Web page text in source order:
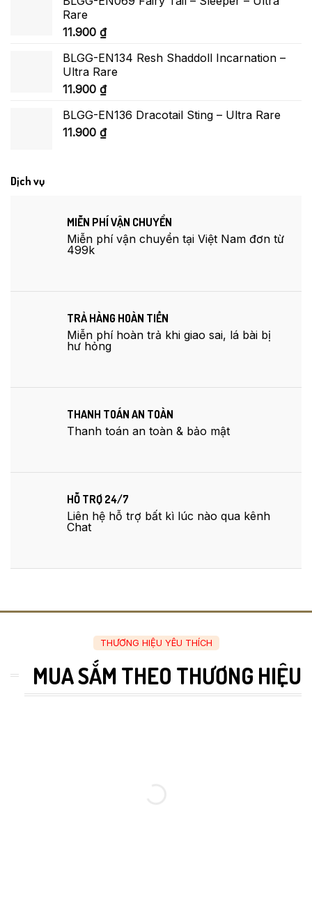
Rare
11.900 ₫
BLGG-EN134 Resh Shaddoll Incarnation –
Ultra Rare
11.900 ₫
BLGG-EN136 Dracotail Sting – Ultra Rare
11.900 ₫
Dịch vụ
MIỄN PHÍ VẬN CHUYỂN
Miễn phí vận chuyển tại Việt Nam đơn từ
499k
TRẢ HÀNG HOÀN TIỀN
Miễn phí hoàn trả khi giao sai, lá bài bị
hư hỏng
THANH TOÁN AN TOÀN
Thanh toán an toàn & bảo mật
HỖ TRỢ 24/7
Liên hệ hỗ trợ bất kì lúc nào qua kênh
Chat
THƯƠNG HIỆU YÊU THÍCH
MUA SẮM THEO THƯƠNG HIỆU